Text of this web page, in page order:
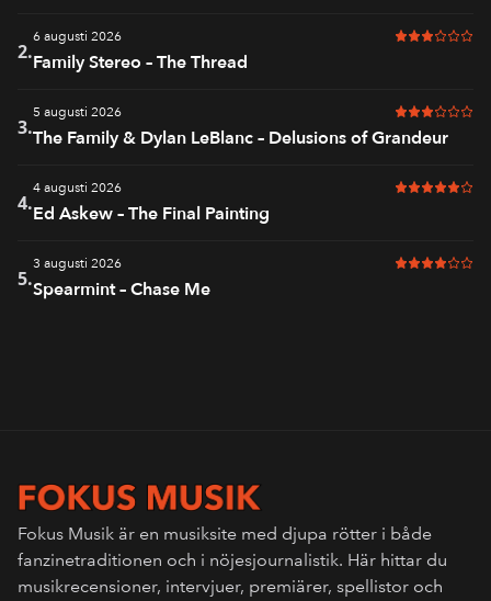
2.
6 augusti 2026 3 av 6 i
Family Stereo – The Thread
3.
5 augusti 2026 3 av 6 i
The Family & Dylan LeBlanc – Delusions of Grandeur
4.
4 augusti 2026 5 av 6 i
Ed Askew – The Final Painting
5.
3 augusti 2026 4 av 6 i
Spearmint – Chase Me
Fokus Musik är en musiksite med djupa rötter i både
fanzinetraditionen och i nöjesjournalistik. Här hittar du
musikrecensioner, intervjuer, premiärer, spellistor och